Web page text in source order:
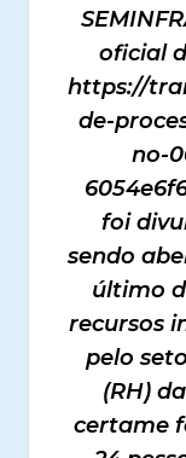
oficial
https://
de-
no-
foi
sendo
último
recursos
pelo
(RH)
certame